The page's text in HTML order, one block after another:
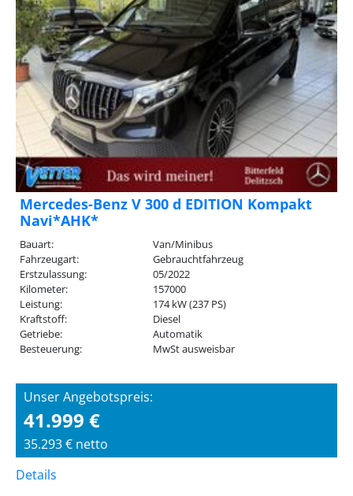
Mercedes-Benz V 300 d EDITION Kompakt
Navi*AHK*
Bauart:
Van/Minibus
Fahrzeugart:
Gebrauchtfahrzeug
Erstzulassung:
05/2022
Kilometer:
157000
Leistung:
174 kW (237 PS)
Kraftstoff:
Diesel
Getriebe:
Automatik
Besteuerung:
MwSt ausweisbar
Unser Angebotspreis:
41.999 €
35.293 € netto
Details